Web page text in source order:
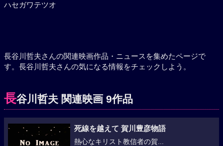
ハセガワテツオ
長谷川哲夫さんの関連映画作品・ニュースを集めたページで
す。長谷川哲夫さんの気になる情報をチェックしよう。
長谷川哲夫 関連映画 9作品
死線を越えて 賀川豊彦物語
熱心なキリスト教信者の賀...